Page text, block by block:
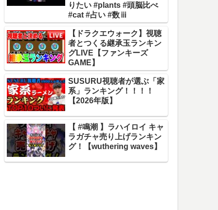
りたい #plants #頭脳比べ
#cat #占い #数ⅲ
【ドラクエウォーク】視聴
者とつくる継承玉ランキン
グLIVE【ファンキーズ
GAME】
SUSURU視聴者が選ぶ「家
系」ランキング！！！！
【2026年版】
【 #鳴潮 】ラハイロイ キャ
ラガチャ売り上げランキン
グ！【wuthering waves】